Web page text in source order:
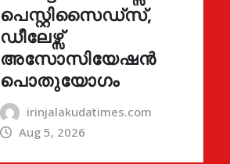
പെസ്റ്റിസൈഡ്സ്,
ഡീലേഴ്സ്
അസോസിയേഷൻ
പൊതുയോഗം
irinjalakudatimes.com
Aug 5, 2026